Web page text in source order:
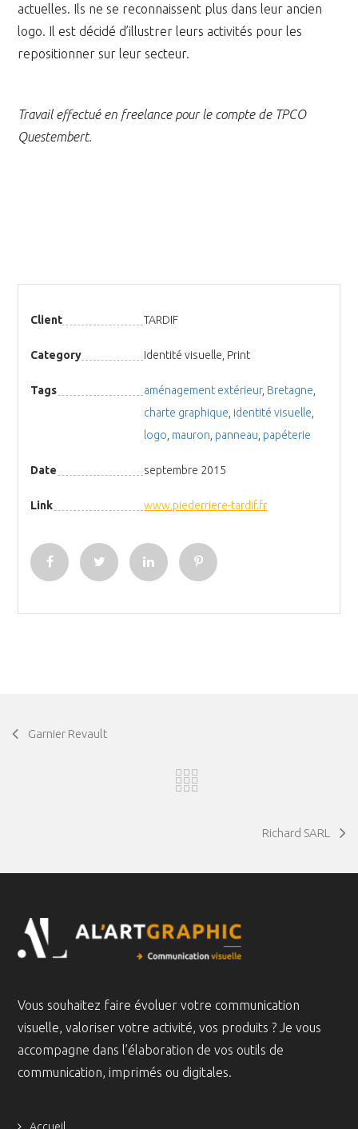
actuelles. Ils ne se reconnaissent plus dans leur ancien
logo. Il est décidé d’illustrer leurs activités pour les
repositionner sur leur secteur.
Travail effectué en freelance pour le compte de TPCO
Questembert.
Client TARDIF
Category Identité visuelle, Print
Tags aménagement extérieur, Bretagne,
charte graphique, identité visuelle,
logo, mauron, panneau, papéterie
Date septembre 2015
Link www.piederriere-tardif.fr
Garnier Revault
Richard SARL
Vous souhaitez faire évoluer votre communication
visuelle, valoriser votre activité, vos produits ? Je vous
accompagne dans l’élaboration de vos outils de
communication, imprimés ou digitales.
Accueil